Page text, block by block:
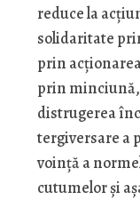
reduce la
solidaritate
prin
prin
distrugerea
tergiversare a
voinţă a
cutumelor şi